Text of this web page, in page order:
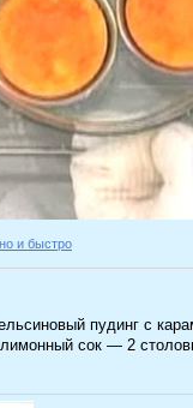
и быстро
пудинг с
сок — 2